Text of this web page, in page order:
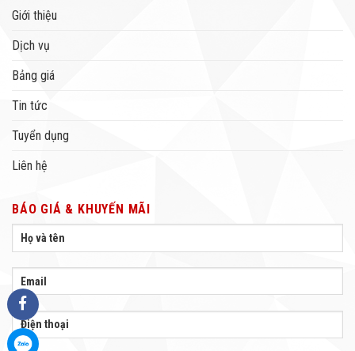
Giới thiệu
Dịch vụ
Bảng giá
Tin tức
Tuyển dụng
Liên hệ
BÁO GIÁ & KHUYẾN MÃI